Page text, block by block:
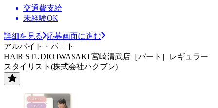
交通費支給
未経験OK
詳細を見る
応募画面に進む
アルバイト・パート
HAIR STUDIO IWASAKI 宮崎清武店［パート］レギュラー
スタイリスト(株式会社ハクブン)